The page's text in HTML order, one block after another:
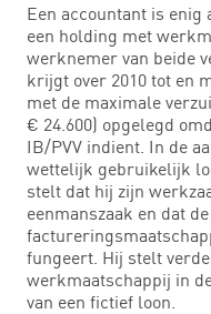
Een accountant is
een holding met
werknemer van beide
krijgt over 2010 tot en
met de maximale
€ 24.600) opgelegd
IB/PVV indient. In de
wettelijk gebruikelijk
stelt dat hij zijn
eenmanszaak en dat
fungeert. Hij stelt
werkmaatschappij in
van een fictief loon.